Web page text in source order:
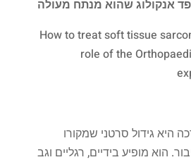
אנקולוג שהוא מנתח מעולה
How to treat soft tissue
role of the
היא גידול סרטני שמקורו
הוא מופיע בידיים, רגליים וגב